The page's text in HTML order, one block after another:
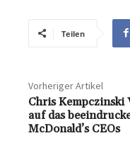
Teilen
Vorheriger Artikel
Chris Kempczinski
auf das
McDonald’s CEOs